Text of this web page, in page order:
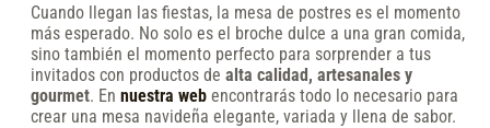
Cuando llegan las fiestas, la mesa de postres es el momento
más esperado. No solo es el broche dulce a una gran comida,
sino también el momento perfecto para sorprender a tus
invitados con productos de alta calidad, artesanales y
gourmet. En nuestra web encontrarás todo lo necesario para
crear una mesa navideña elegante, variada y llena de sabor.